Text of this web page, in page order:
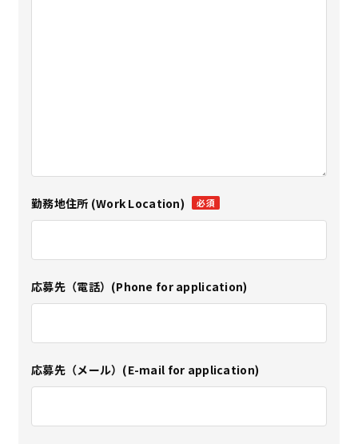
勤務地住所 (Work Location) 必須
応募先（電話）(Phone for application)
応募先（メール）(E-mail for application)